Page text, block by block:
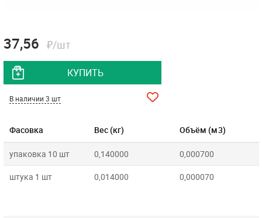
Фасовка Вес (кг) Объём (м3)
упаковка 10 шт 0,140000 0,000700
штука 1 шт 0,014000 0,000070
37,56 ₽/шт
КУПИТЬ
В наличии 3 шт